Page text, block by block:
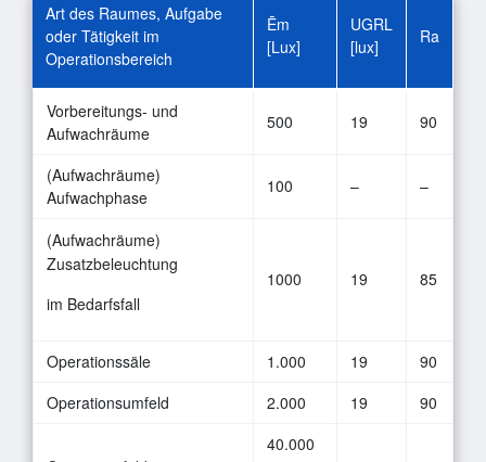
Art des Raumes, Aufgabe
oder Tätigkeit im
Operationsbereich
Ēm
[Lux]
UGRL
[lux]
Ra
Vorbereitungs- und
Aufwachräume
500 19 90
(Aufwachräume)
Aufwachphase
100 – –
(Aufwachräume)
Zusatzbeleuchtung
im Bedarfsfall
1000 19 85
Operationssäle 1.000 19
90
Operationsumfeld
2.000 19 90
40.000